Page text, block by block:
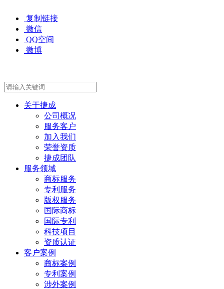
复制链接
微信
QQ空间
微博
关于捷成
公司概况
服务客户
加入我们
荣誉资质
捷成团队
服务领域
商标服务
专利服务
版权服务
国际商标
国际专利
科技项目
资质认证
客户案例
商标案例
专利案例
涉外案例